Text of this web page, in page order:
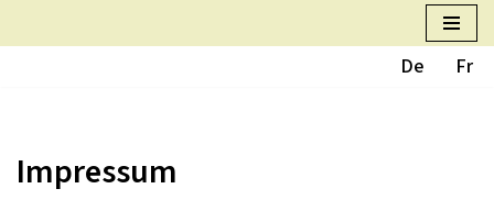
De Fr
Impressum